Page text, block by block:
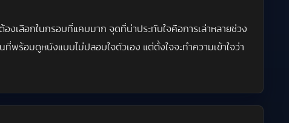
งเลือกในกรอบที่แคบมาก จุดที่น่าประทับใจคือการเล่าหลายช่วง
พร้อมดูหนังแบบไม่ปลอบใจตัวเอง แต่ตั้งใจจะทำความเข้าใจว่า